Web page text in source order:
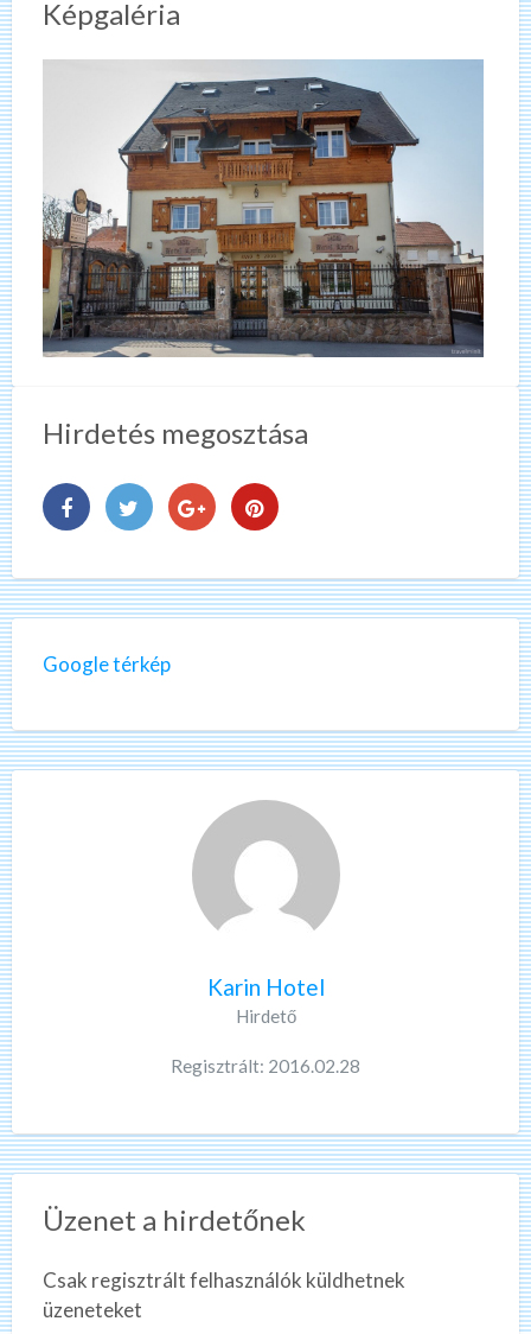
Képgaléria
Hirdetés megosztása
Google térkép
Karin Hotel
Hirdető
Regisztrált: 2016.02.28
Üzenet a hirdetőnek
Csak regisztrált felhasználók küldhetnek
üzeneteket